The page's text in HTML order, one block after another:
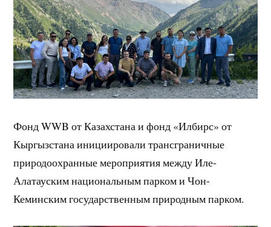
Фонд WWB от Казахстана и фонд «Илбирс» от
Кыргызстана инициировали трансграничные
природоохранные мероприятия между Иле-
Алатауским национальным парком и Чон-
Кеминским государственным природным парком.